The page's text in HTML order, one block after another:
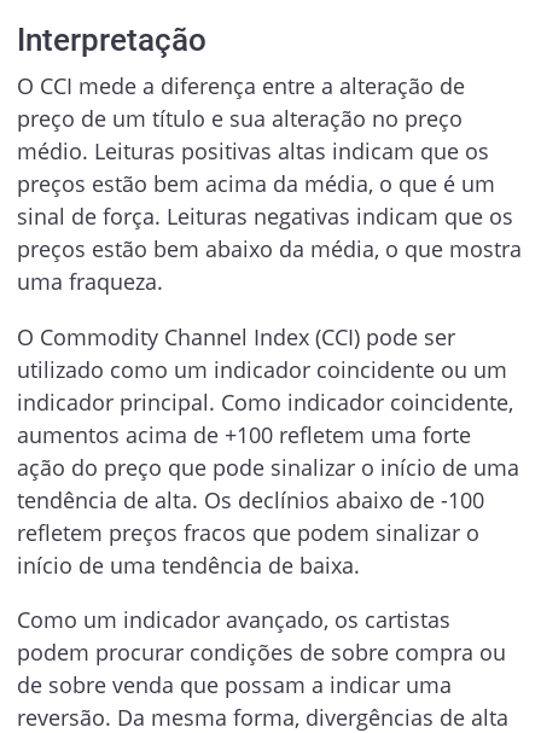
Interpretação
O CCI mede a diferença entre a alteração de
preço de um título e sua alteração no preço
médio. Leituras positivas altas indicam que os
preços estão bem acima da média, o que é um
sinal de força. Leituras negativas indicam que os
preços estão bem abaixo da média, o que mostra
uma fraqueza.
O Commodity Channel Index (CCI) pode ser
utilizado como um indicador coincidente ou um
indicador principal. Como indicador coincidente,
aumentos acima de +100 refletem uma forte
ação do preço que pode sinalizar o início de uma
tendência de alta. Os declínios abaixo de -100
refletem preços fracos que podem sinalizar o
início de uma tendência de baixa.
Como um indicador avançado, os cartistas
podem procurar condições de sobre compra ou
de sobre venda que possam a indicar uma
reversão. Da mesma forma, divergências de alta